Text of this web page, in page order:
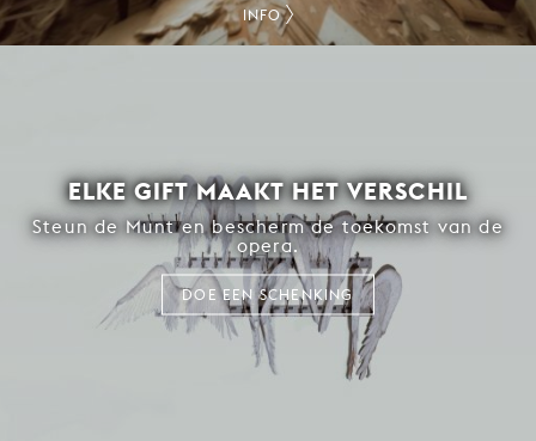
INFO
ELKE GIFT MAAKT HET VERSCHIL
Steun de Munt en bescherm de toekomst van de
opera.
DOE EEN SCHENKING